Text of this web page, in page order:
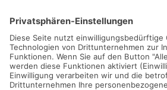
Gefördert durch die
Freie und Hansestadt Hamburg